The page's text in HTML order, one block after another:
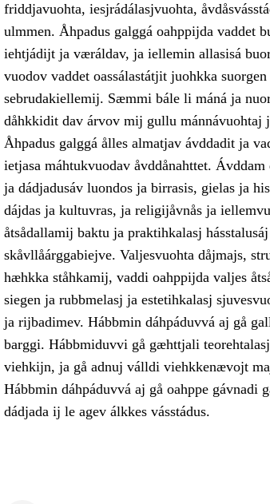
friddjavuohta, iesjrádálasjvuohta,
ulmmen. Åhpadus galggá oahppijda vaddet
iehtjádijt ja væráldav, ja iellemin allasisá
vuodov vaddet oassálastátjit juohkka
sebrudakiellemij. Sæmmi bále li máná ja
dåhkkidit dav árvov mij gullu mánnávuohtaj
Åhpadus galggá ålles almatjav ávddadit ja
ietjasa máhtukvuodav åvddånahttet.
ja dádjadusáv luondos ja birrasis, gielas ja
dájdas ja kultuvras, ja religijåvnås ja
åtsådallamij baktu ja praktihkalasj
skåvllåárggabiejve. Valjesvuohta dåjmajs,
hæhkka ståhkamij, vaddi oahppijda valjes
siegen ja rubbmelasj ja estetihkalasj
ja rijbadimev. Hábbmin dáhpáduvvá aj gå
barggi. Hábbmiduvvi gå gæhttjali
viehkijn, ja gå adnuj válldi viehkkenævojt
Hábbmin dáhpáduvvá aj gå oahppe gávnadi
dádjada ij le agev álkkes vásstádus.